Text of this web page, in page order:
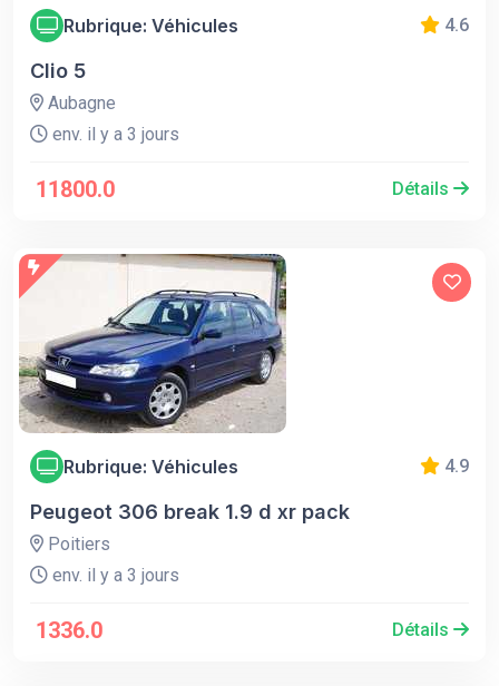
Rubrique: Véhicules 4.6
Clio 5
Aubagne
env. il y a 3 jours
11800.0 Détails
Rubrique: Véhicules 4.9
Peugeot 306 break 1.9 d xr pack
Poitiers
env. il y a 3 jours
1336.0 Détails